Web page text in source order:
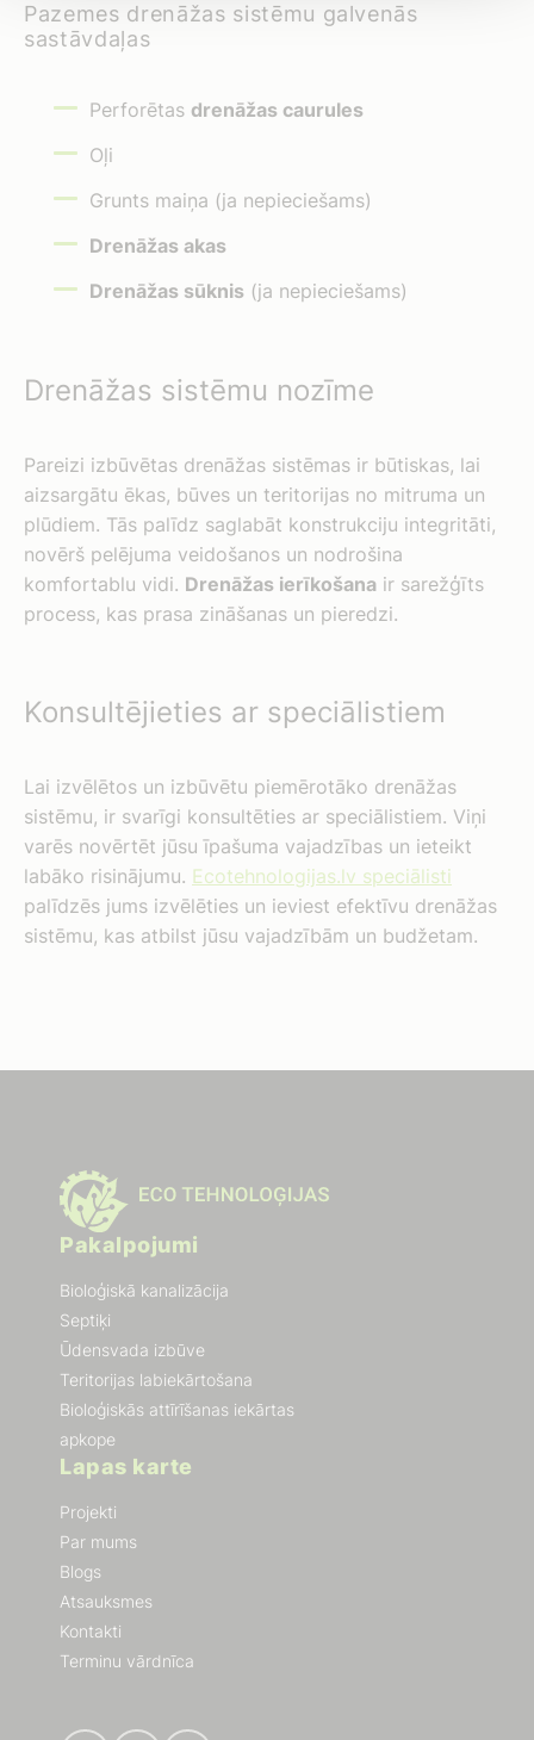
Pazemes drenāžas sistēmu galvenās
sastāvdaļas
Perforētas drenāžas caurules
Oļi
Grunts maiņa (ja nepieciešams)
Drenāžas akas
Drenāžas sūknis (ja nepieciešams)
Drenāžas sistēmu nozīme
Pareizi izbūvētas drenāžas sistēmas ir būtiskas, lai
aizsargātu ēkas, būves un teritorijas no mitruma un
plūdiem. Tās palīdz saglabāt konstrukciju integritāti,
novērš pelējuma veidošanos un nodrošina
komfortablu vidi. Drenāžas ierīkošana ir sarežģīts
process, kas prasa zināšanas un pieredzi.
Konsultējieties ar speciālistiem
Lai izvēlētos un izbūvētu piemērotāko drenāžas
sistēmu, ir svarīgi konsultēties ar speciālistiem. Viņi
varēs novērtēt jūsu īpašuma vajadzības un ieteikt
labāko risinājumu. Ecotehnologijas.lv speciālisti
palīdzēs jums izvēlēties un ieviest efektīvu drenāžas
sistēmu, kas atbilst jūsu vajadzībām un budžetam.
Pakalpojumi
Bioloģiskā kanalizācija
Septiķi
Ūdensvada izbūve
Teritorijas labiekārtošana
Bioloģiskās attīrīšanas iekārtas
apkope
Lapas karte
Projekti
Par mums
Blogs
Atsauksmes
Kontakti
Terminu vārdnīca